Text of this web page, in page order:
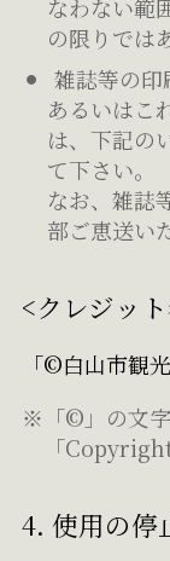
なわない範
の限りでは
雑誌等の印
あるいはこ
は、下記の
て下さい。
なお、雑誌
部ご恵送い
<クレジッ
「©白山市観
※「©」の文字
「
4. 使用の停